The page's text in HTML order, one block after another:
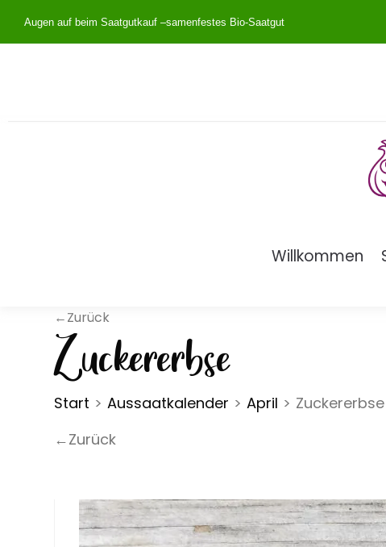
Augen auf beim Saatgutkauf –samenfestes Bio-Saatgut
Willkommen
Zuckererbse
Start > Aussaatkalender > April > Zuckererbse
←Zurück
←Zurück